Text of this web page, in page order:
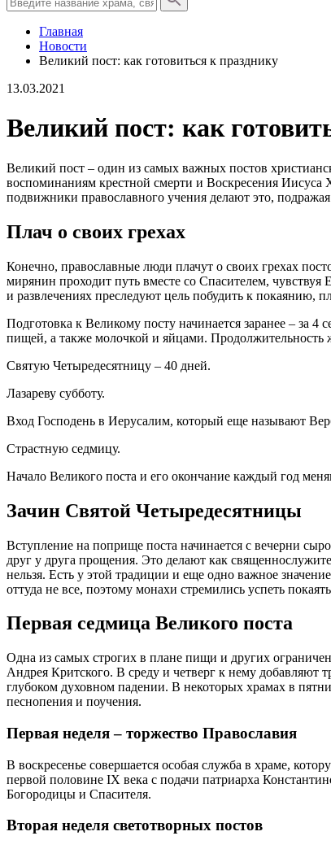
Главная
Новости
Великий пост: как готовиться к празднику
13.03.2021
Великий пост: как
Великий пост – один из самых важных постов
воспоминаниям крестной смерти и Воскресения Иисуса
подвижники православного учения делают это,
Плач о своих грехах
Конечно, православные люди плачут о своих грехах
мирянин проходит путь вместе со Спасителем,
и развлечениях преследуют цель побудить к покаянию,
Подготовка к Великому посту начинается заранее – за
пищей, а также молочкой и яйцами. Продолжительность
Святую Четыредесятницу – 40 дней.
Лазареву субботу.
Вход Господень в Иерусалим, который еще называют
Страстную седмицу.
Начало Великого поста и его окончание каждый год
Зачин Святой Четыредесятницы
Вступление на поприще поста начинается с вечерни
друг у друга прощения. Это делают как
нельзя. Есть у этой традиции и еще одно важное
оттуда не все, поэтому монахи стремились успеть
Первая седмица Великого поста
Одна из самых строгих в плане пищи и других
Андрея Критского. В среду и четверг к нему добавляют
глубоком духовном падении. В некоторых храмах в
песнопения и поучения.
Первая неделя– торжество Православия
В воскресенье совершается особая служба в храме,
первой половине IX века с подачи патриарха
Богородицы и Спасителя.
Вторая неделя светотворных постов